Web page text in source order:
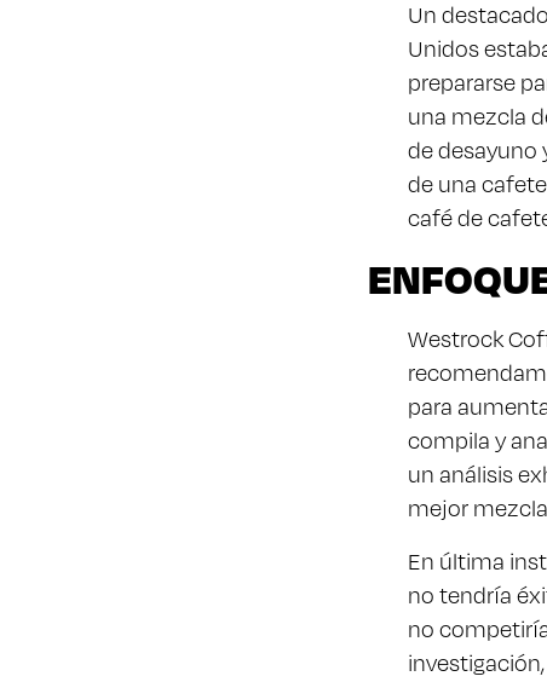
Un
Unidos
prepararse
una mezcla
de desayuno
de una
café de
Westrock
para
compila y
un análisis
mejor
En última
no tendría
no